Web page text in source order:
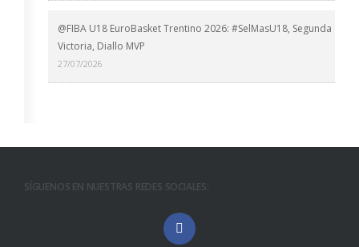
@FIBA U18 EuroBasket Trentino 2026: #SelMasU18, Segunda
Victoria, Diallo MVP
27/07/2026
SÍGUENOS EN NUESTRAS REDES SOCIALES: